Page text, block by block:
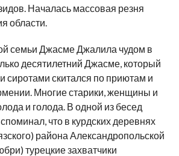
Началась массовая резня
области.
семьи Джасме Джалила чудом в
десятилетний Джасме, который
сиротами скитался по приютам и
Многие старики, женщины и
и голода. В одной из бесед
что в курдских деревнях
района Александропольской
турецкие захватчики